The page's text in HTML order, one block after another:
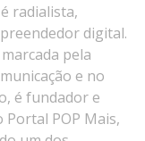
radialista,
digital.
pela
e no
é fundador e
Portal POP Mais,